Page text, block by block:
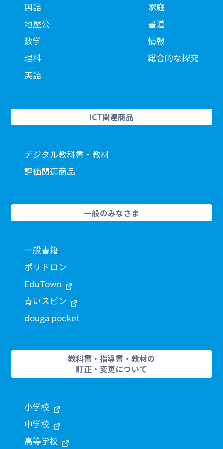
国語
地歴公
数学
理科
英語
家庭
書道
情報
総合的な探究
ICT関連商品
デジタル教科書・教材
評価関連商品
一般のみなさま
一般書籍
ポリドロン
EduTown
青いスピン
douga pocket
教科書・指導書・教材の
訂正・変更について
小学校
中学校
高等学校